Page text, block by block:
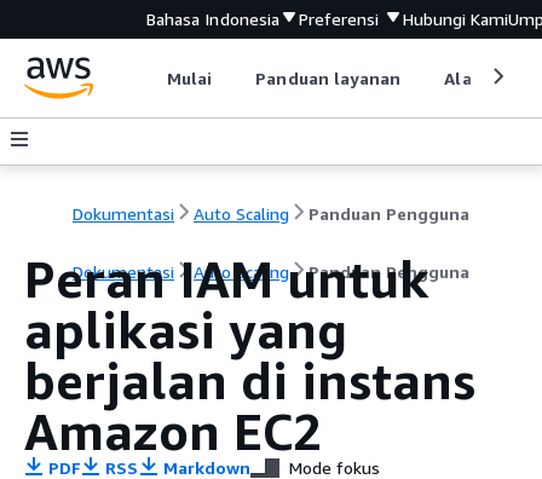
Bahasa Indonesia Preferensi Hubungi Kami
Mulai Panduan layanan Alat
Dokumentasi Auto Scaling Panduan Pengguna
Dokumentasi Auto Scaling Panduan Pengguna
Peran IAM untuk
aplikasi yang
berjalan di instans
Amazon EC2
PDF RSS Markdown Mode fokus